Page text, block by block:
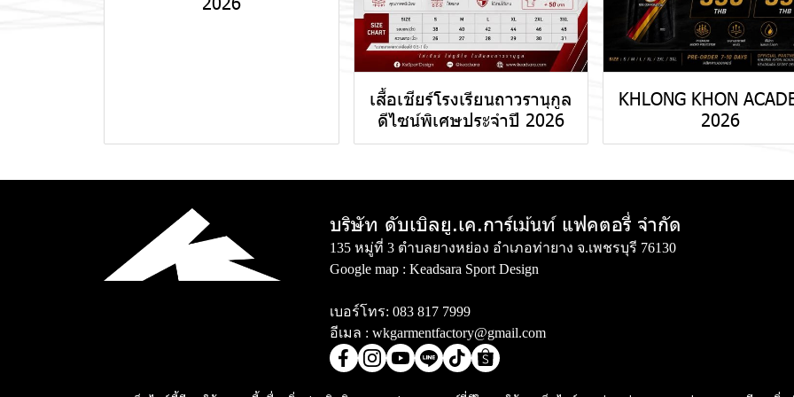
เสื้อเชียร์โรงเรียนถาวรานุกูล
ดีไซน์พิเศษประจำปี 2026
KHLONG KHON
2026
บริษัท ดับเบิลยู.เค.การ์เม้นท์ แฟคตอรี่ จำกัด
135 หมู่ที่ 3 ตำบลยางหย่อง อำเภอท่ายาง จ.เพชรบุรี 76130
Google map : Keadsara Sport Design
เบอร์โทร: 083 817 7999
อีเมล : wkgarmentfactory@gmail.com